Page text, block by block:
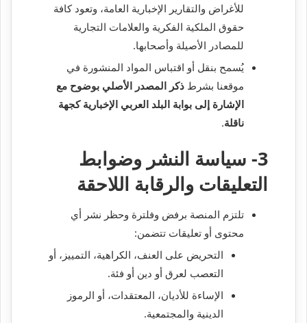
للأغراض والتقارير الإخبارية العامة، وتعود كافة
حقوق الملكية الفكرية والعلامات التجارية
للمصادر الأصيلة وأصحابها.
يُسمح بنقل أو اقتباس المواد المنشورة في
موقعنا بشرط ذكر المصدر الأصلي بوضوح مع
الإشارة إلى بوابة البلد العربي الإخبارية كجهة
ناقلة.
3- سياسة النشر وضوابط
التعليقات والرقابة اللاحقة
تلتزم المنصة برفض وفلترة وحظر نشر أي
محتوى أو تعليقات تتضمن:
التحريض على العنف، الكراهية، التمييز، أو
التعصب لعرق أو دين أو فئة.
الإساءة للأديان، المعتقدات، أو الرموز
الدينية والمجتمعية.